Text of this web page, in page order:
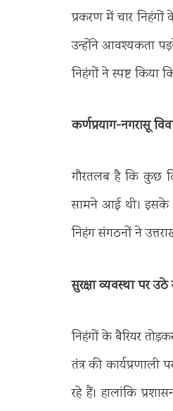
प्रकरण में चार
उन्होंने आवश्यकता
निहंगों ने स्पष्ट किया
कर्णप्रयाग-नगरासू
गौरतलब है कि कुछ
सामने आई थी। इसके
निहंग संगठनों ने
सुरक्षा व्यवस्था पर
निहंगों के बैरियर
तंत्र की
रहे हैं। हालांकि